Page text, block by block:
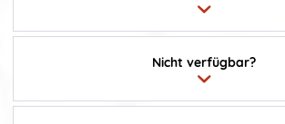
Nicht verfügbar?